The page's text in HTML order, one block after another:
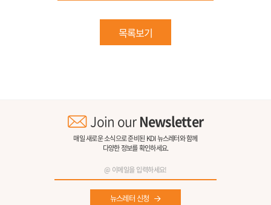
목록보기
Join ourNewsletter
매일 새로운 소식으로 준비된 KDI 뉴스레터와 함께
다양한 정보를 확인하세요.
뉴스레터 신청